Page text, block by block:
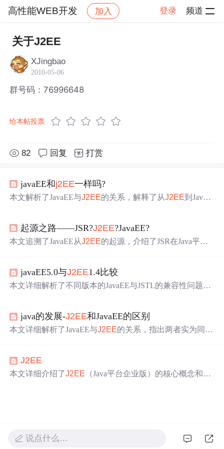
高性能WEB开发 加入 登录 频道
社区 高性能WEB开发
关于J2EE
XJingbao
2010-05-06
群号码：76996648
给本帖投票
82 回复 打赏
javaEE和j2EE一样吗?
本文解析了JavaEE与J2EE的关系，解释了从J2EE到JavaE
合，也是一种面向企业开发的技术组合。
起源之路——JSR?J2EE?JavaEE?
本文追溯了JavaEE从J2EE的起源，介绍了JSR在Java平台
javaEE5.0与J2EE1.4比较
本文详细解析了不同版本的JavaEE与JSTL的兼容性问题，
java的发展-J2EE和JavaEE的区别
本文详细解析了JavaEE与J2EE的关系，指出两者实为同一
框架、SSM框架等。
J2EE
本文详细介绍了J2EE （Java平台企业版）的核心概念和技
说点什么…